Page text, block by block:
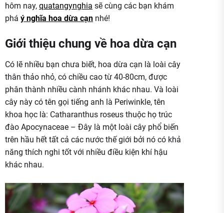
hôm nay, quatangynghia sẽ cùng các bạn khám
phá ý nghĩa hoa dừa cạn nhé!
Giới thiệu chung về hoa dừa cạn
Có lẽ nhiều bạn chưa biết, hoa dừa cạn là loài cây
thân thảo nhỏ, có chiều cao từ 40-80cm, được
phân thành nhiều cành nhánh khác nhau. Và loài
cây này có tên gọi tiếng anh là Periwinkle, tên
khoa học là: Catharanthus roseus thuộc họ trúc
đào Apocynaceae – Đây là một loài cây phổ biến
trên hầu hết tất cả các nước thế giới bởi nó có khả
năng thích nghi tốt với nhiều điều kiện khí hậu
khác nhau.